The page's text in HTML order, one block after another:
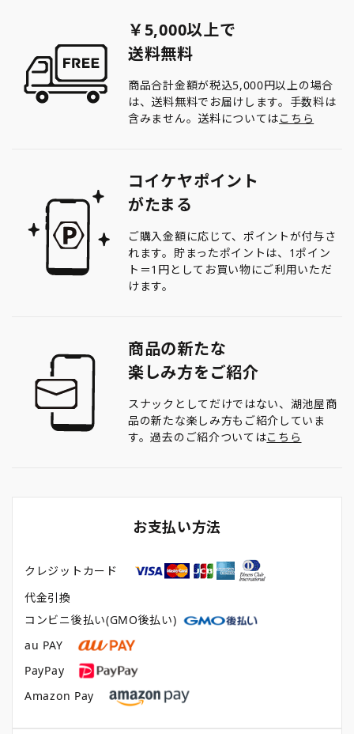
￥5,000以上で
送料無料
商品合計金額が税込5,000円以上の場合
は、送料無料でお届けします。手数料は
含みません。送料についてはこちら
コイケヤポイント
がたまる
ご購入金額に応じて、ポイントが付与さ
れます。貯まったポイントは、1ポイン
ト＝1円としてお買い物にご利用いただ
けます。
商品の新たな
楽しみ方をご紹介
スナックとしてだけではない、湖池屋商
品の新たな楽しみ方もご紹介していま
す。過去のご紹介ついてはこちら
お支払い方法
クレジットカード
代金引換
コンビニ後払い(GMO後払い)
au PAY
PayPay
Amazon Pay